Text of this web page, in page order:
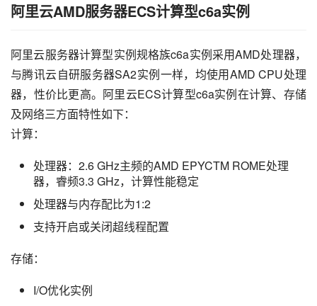
阿里云AMD服务器ECS计算型c6a实例
阿里云服务器计算型实例规格族c6a实例采用AMD处理器，
与腾讯云自研服务器SA2实例一样，均使用AMD CPU处理
器，性价比更高。阿里云ECS计算型c6a实例在计算、存储
及网络三方面特性如下：
计算：
处理器：2.6 GHz主频的AMD EPYCTM ROME处理
器，睿频3.3 GHz，计算性能稳定
处理器与内存配比为1:2
支持开启或关闭超线程配置
存储：
I/O优化实例